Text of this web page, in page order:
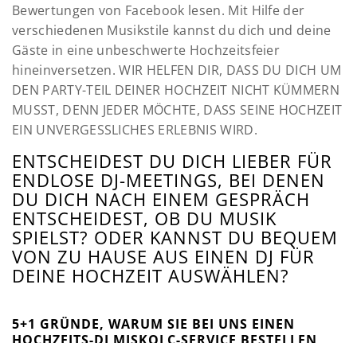
Bewertungen von Facebook lesen. Mit Hilfe der
verschiedenen Musikstile kannst du dich und deine
Gäste in eine unbeschwerte Hochzeitsfeier
hineinversetzen. WIR HELFEN DIR, DASS DU DICH UM
DEN PARTY-TEIL DEINER HOCHZEIT NICHT KÜMMERN
MUSST, DENN JEDER MÖCHTE, DASS SEINE HOCHZEIT
EIN UNVERGESSLICHES ERLEBNIS WIRD.
ENTSCHEIDEST DU DICH LIEBER FÜR
ENDLOSE DJ-MEETINGS, BEI DENEN
DU DICH NACH EINEM GESPRÄCH
ENTSCHEIDEST, OB DU MUSIK
SPIELST? ODER KANNST DU BEQUEM
VON ZU HAUSE AUS EINEN DJ FÜR
DEINE HOCHZEIT AUSWÄHLEN?
5+1 GRÜNDE, WARUM SIE BEI UNS EINEN
HOCHZEITS-DJ MISKOLC-SERVICE BESTELLEN